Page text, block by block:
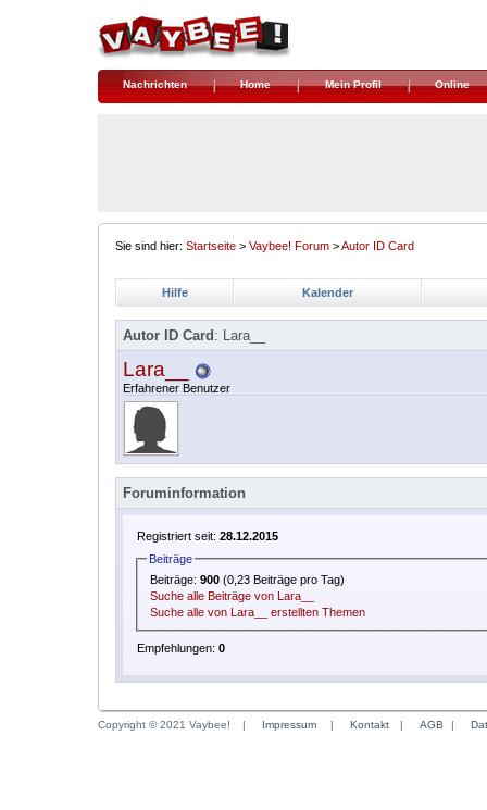
Nachrichten Home Mein Profil Online
Sie sind hier: Startseite > Vaybee! Forum >Autor ID Card
Hilfe Kalender
Autor ID Card : Lara__
Lara__
Erfahrener Benutzer
Foruminformation
Registriert seit: 28.12.2015
Beiträge
Beiträge:900 (0,23 Beiträge pro Tag)
Suche alle Beiträge von Lara__
Suche alle von Lara__ erstellten Themen
Empfehlungen: 0
Copyright © 2021 Vaybee! | Impressum | Kontakt | AGB |